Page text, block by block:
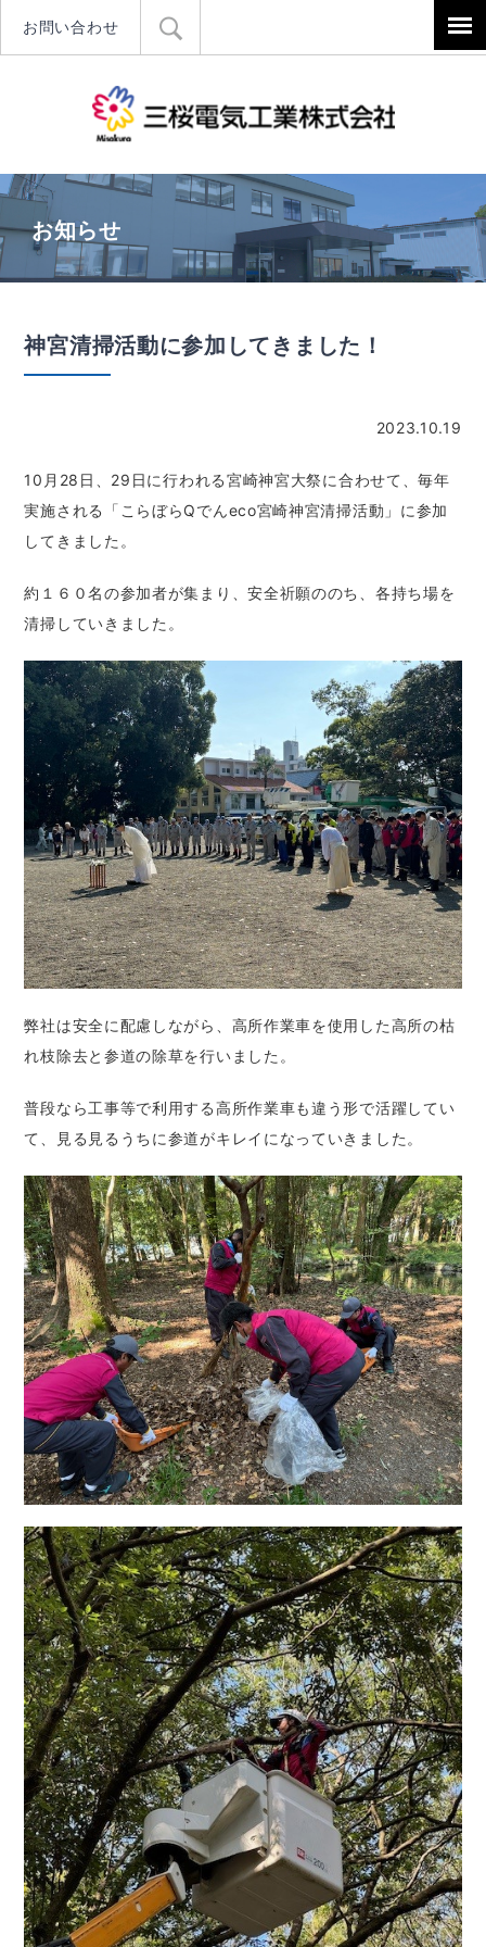
お問い合わせ
お知らせ
神宮清掃活動に参加してきました！
2023.10.19
10月28日、29日に行われる宮崎神宮大祭に合わせて、毎年
実施される「こらぼらQでんeco宮崎神宮清掃活動」に参加
してきました。
約１６０名の参加者が集まり、安全祈願ののち、各持ち場を
清掃していきました。
弊社は安全に配慮しながら、高所作業車を使用した高所の枯
れ枝除去と参道の除草を行いました。
普段なら工事等で利用する高所作業車も違う形で活躍してい
て、見る見るうちに参道がキレイになっていきました。